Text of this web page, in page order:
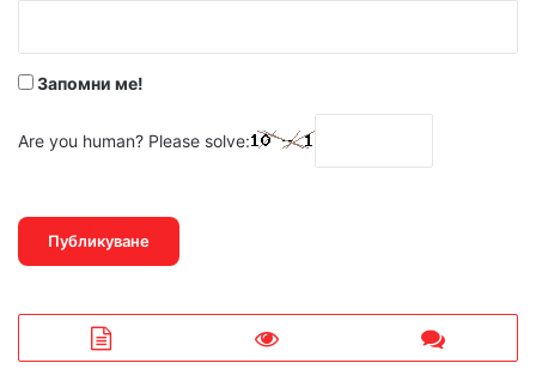
Запомни ме!
Are you human? Please solve: